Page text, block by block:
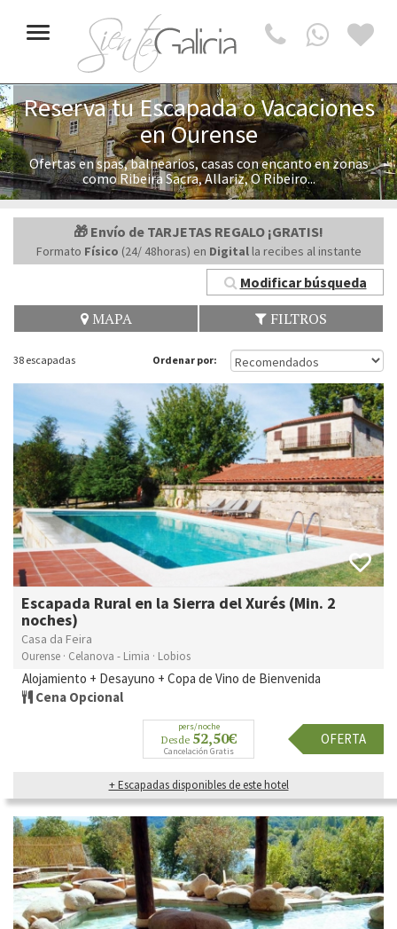
Toggle
navigation
Reserva tu Escapada o Vacaciones
en Ourense
Ofertas en spas, balnearios, casas con encanto en zonas
como Ribeira Sacra, Allariz, O Ribeiro...
🎁 Envío de TARJETAS REGALO ¡GRATIS!
Formato Físico (24/ 48horas) en Digitalla recibes al instante
Modificar búsqueda
MAPA FILTROS
38 escapadas Ordenar por:
Escapada Rural en la Sierra del Xurés (Min. 2
noches)
Casa da Feira
Ourense · Celanova - Limia · Lobios
Alojamiento + Desayuno + Copa de Vino de Bienvenida
Cena Opcional
pers/noche
Desde 52,50€
Cancelación Gratis
OFERTA
+ Escapadas disponibles de este hotel